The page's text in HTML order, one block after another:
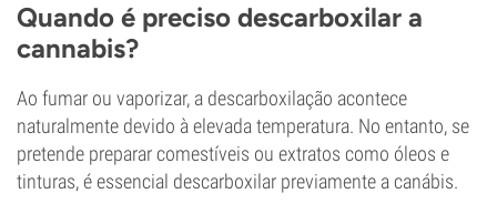
Quando é preciso descarboxilar a
cannabis?
Ao fumar ou vaporizar, a descarboxilação acontece
naturalmente devido à elevada temperatura. No entanto, se
pretende preparar comestíveis ou extratos como óleos e
tinturas, é essencial descarboxilar previamente a canábis.